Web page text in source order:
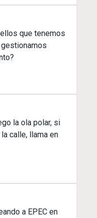
que tenemos
la ola polar, si
calle, llama en
a EPEC en